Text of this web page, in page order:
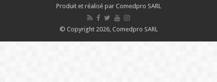
Produit et réalisé par Comedpro SARL
© Copyright 2026, Comedpro SARL